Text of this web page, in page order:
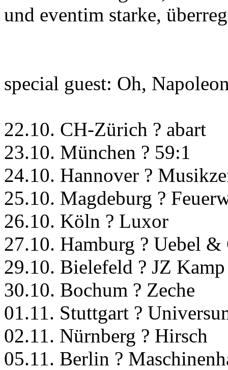
und eventim starke,
special guest: Oh,
22.10. CH-Zürich ? abart
23.10. München ? 59:1
24.10. Hannover ?
25.10. Magdeburg ?
26.10. Köln ? Luxor
27.10. Hamburg ? Uebel
29.10. Bielefeld ? JZ Kamp
30.10. Bochum ? Zeche
01.11. Stuttgart ?
02.11. Nürnberg ? Hirsch
05.11. Berlin ?